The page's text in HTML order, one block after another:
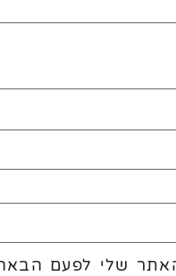
שלי לפעם